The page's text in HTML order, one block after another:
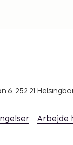
opholde sig på
udtjekning.
6, 252 21
Arbejde